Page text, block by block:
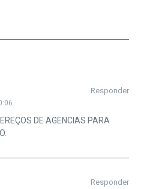
Responder
DE AGENCIAS PARA
Responder